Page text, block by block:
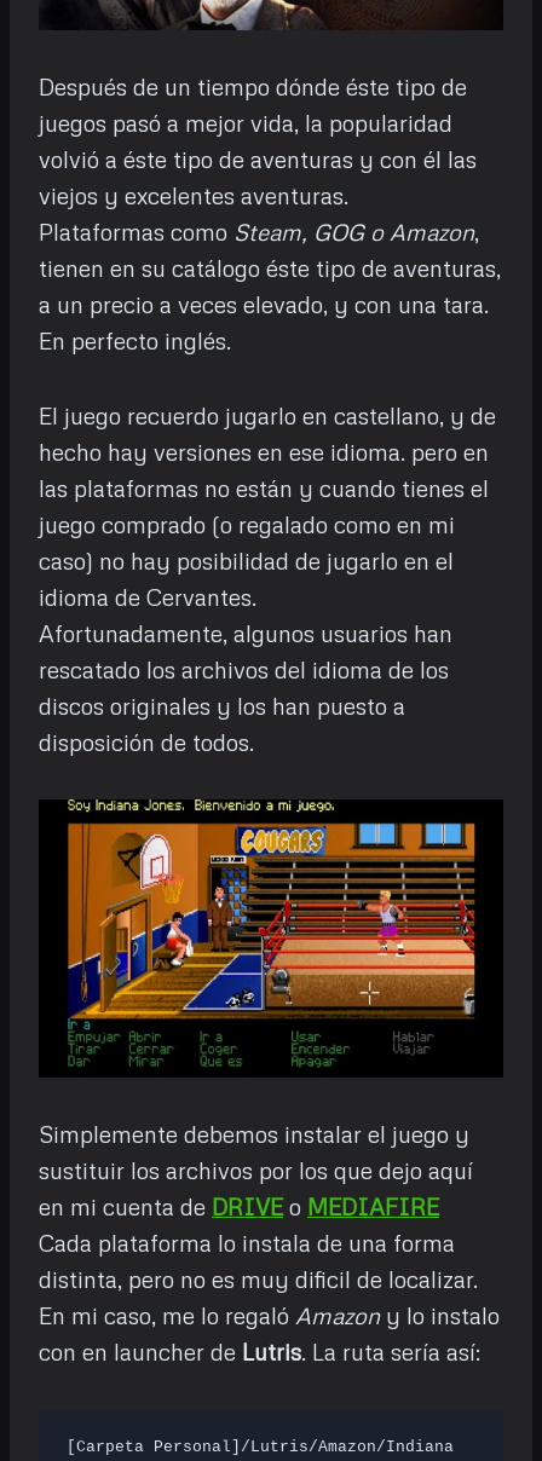
Después de un tiempo dónde éste tipo de
juegos pasó a mejor vida, la popularidad
volvió a éste tipo de aventuras y con él las
viejos y excelentes aventuras.
Plataformas como Steam, GOG o Amazon,
tienen en su catálogo éste tipo de aventuras,
a un precio a veces elevado, y con una tara.
En perfecto inglés.
El juego recuerdo jugarlo en castellano, y de
hecho hay versiones en ese idioma. pero en
las plataformas no están y cuando tienes el
juego comprado (o regalado como en mi
caso) no hay posibilidad de jugarlo en el
idioma de Cervantes.
Afortunadamente, algunos usuarios han
rescatado los archivos del idioma de los
discos originales y los han puesto a
disposición de todos.
Simplemente debemos instalar el juego y
sustituir los archivos por los que dejo aquí
en mi cuenta de DRIVEo MEDIAFIRE
Cada plataforma lo instala de una forma
distinta, pero no es muy dificil de localizar.
En mi caso, me lo regaló Amazony lo instalo
con en launcher de Lutris. La ruta sería así:
[Carpeta Personal]/Lutris/Amazon/Indiana